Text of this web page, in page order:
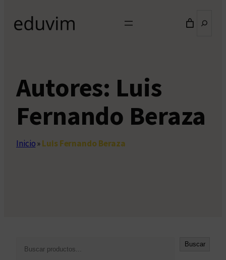
Autores: Luis
Fernando Beraza
Inicio»Luis Fernando Beraza
Buscar